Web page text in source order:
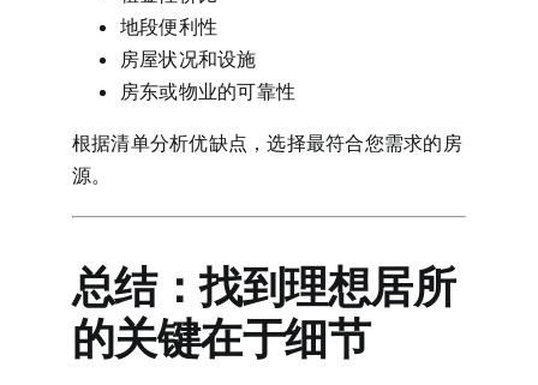
地段便利性
房屋状况和设施
房东或物业的可靠性
根据清单分析优缺点，选择最符合您需求的房
源。
总结：找到理想居所
的关键在于细节